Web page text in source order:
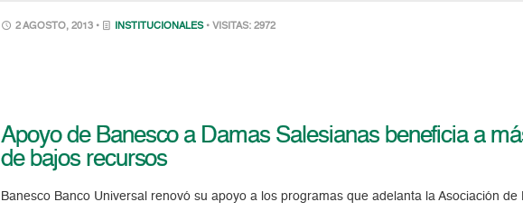
2 AGOSTO, 2013 • INSTITUCIONALES • VISITAS: 2972
Apoyo de Banesco a Damas Salesianas beneficia a
de bajos recursos
Banesco Banco Universal renovó su apoyo a los programas que adelanta la Asociación